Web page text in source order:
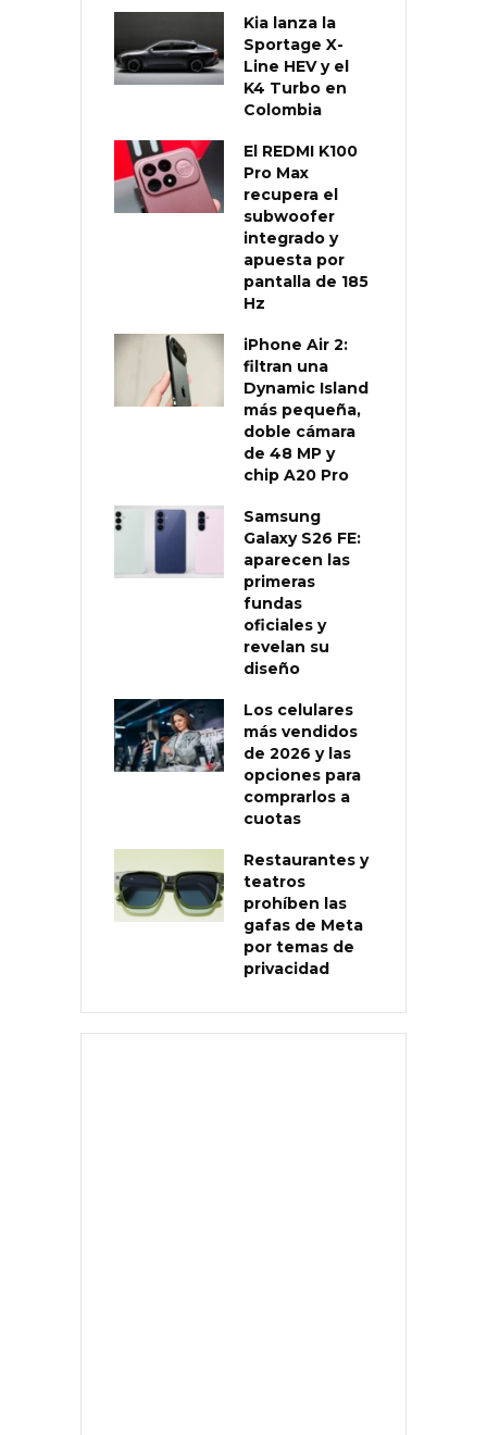
Kia lanza la
Sportage X-
Line HEV y el
K4 Turbo en
Colombia
El REDMI K100
Pro Max
recupera el
subwoofer
integrado y
apuesta por
pantalla de 185
Hz
iPhone Air 2:
filtran una
Dynamic Island
más pequeña,
doble cámara
de 48 MP y
chip A20 Pro
Samsung
Galaxy S26 FE:
aparecen las
primeras
fundas
oficiales y
revelan su
diseño
Los celulares
más vendidos
de 2026 y las
opciones para
comprarlos a
cuotas
Restaurantes y
teatros
prohíben las
gafas de Meta
por temas de
privacidad